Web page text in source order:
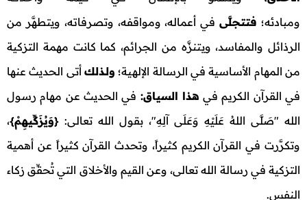
ومبادئه؛ فتتجلَّىفي أعماله، ومواقفه، وتصرفاته، ويتطهَّر من
الرذائل والمفاسد، ويتنزَّه من الجرائم، كما كانت مهمة التزكية
من المهام الأساسية في الرسالة الإلهية؛ ولـذلكأتى الحديث عنها
في القرآن الكريم في هذا السياق:في الحديث عن مهام رسول
الله "صَلَّى اللهُ عَلَيْهِ وَعَلَى آلِهِ"، بقول الله تعالى: {وَيُزَكِّيهِمْ}،
وتكرَّرت في القرآن الكريم كثيراً، وتحدث القرآن كثيراً عن أهمية
التزكية في رسالة الله تعالى، وعن القيم والأخلاق التي تُحقِّق زكاء
النفس.